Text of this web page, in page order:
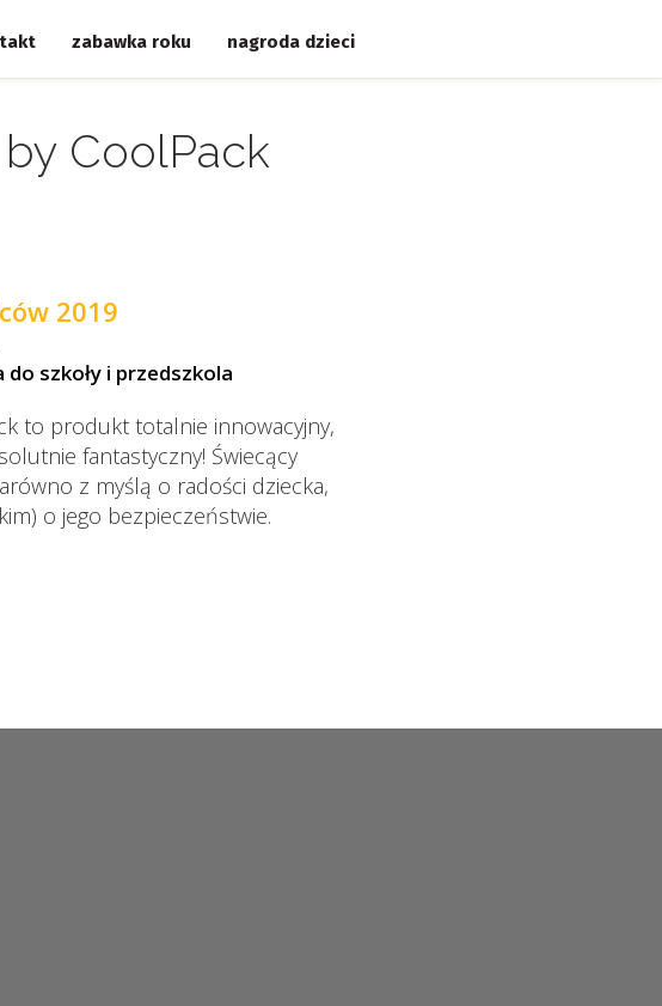
zabawka roku nagroda dzieci
CoolPack
2019
do szkoły i przedszkola
to produkt totalnie innowacyjny,
fantastyczny! Świecący
z myślą o radości dziecka,
o jego bezpieczeństwie.